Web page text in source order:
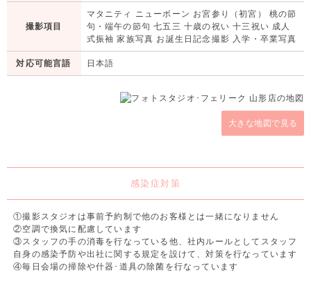
撮影項目
マタニティ ニューボーン お宮参り（初宮） 桃の節
句・端午の節句 七五三 十歳の祝い 十三祝い 成人
式振袖 家族写真 お誕生日記念撮影 入学・卒業写真
対応可能言語 日本語
大きな地図で見る
感染症対策
①撮影スタジオは事前予約制で他のお客様とは一緒になりません
②空調で換気に配慮しています
③スタッフの手の消毒を行なっている他、社内ルールとしてスタッフ
自身の感染予防や出社に関する規定を設けて、対策を行なっています
④毎日会場の掃除や什器･道具の除菌を行なっています